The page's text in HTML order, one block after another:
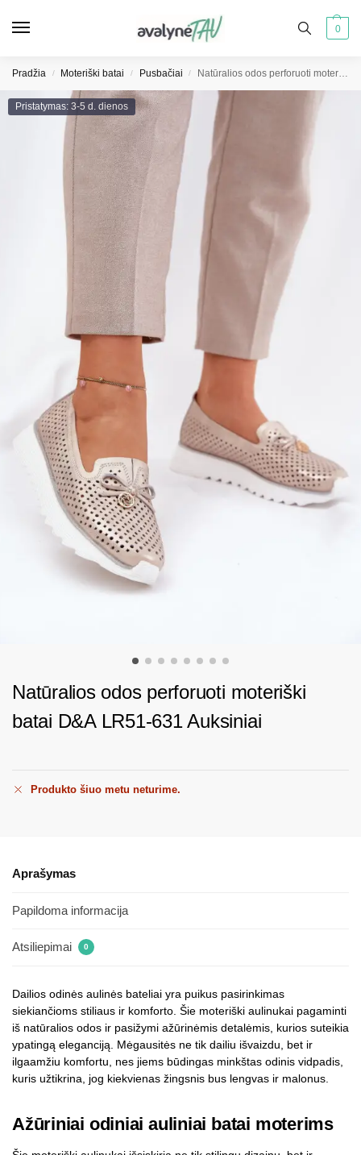
0
Pradžia / Moteriški batai / Pusbačiai / Natūralios odos perforuoti moteriški batai D&A LR51-631 Auksiniai
Pristatymas: 3-5 d. dienos
Natūralios odos perforuoti moteriški
batai D&A LR51-631 Auksiniai
Produkto šiuo metu neturime.
Aprašymas
Papildoma informacija
Atsiliepimai 0
Dailios odinės aulinės bateliai yra puikus pasirinkimas
siekiančioms stiliaus ir komforto. Šie moteriški aulinukai pagaminti
iš natūralios odos ir pasižymi ažūrinėmis detalėmis, kurios suteikia
ypatingą eleganciją. Mėgausitės ne tik dailiu išvaizdu, bet ir
ilgaamžiu komfortu, nes jiems būdingas minkštas odinis vidpadis,
kuris užtikrina, jog kiekvienas žingsnis bus lengvas ir malonus.
Ažūriniai odiniai auliniai batai moterims